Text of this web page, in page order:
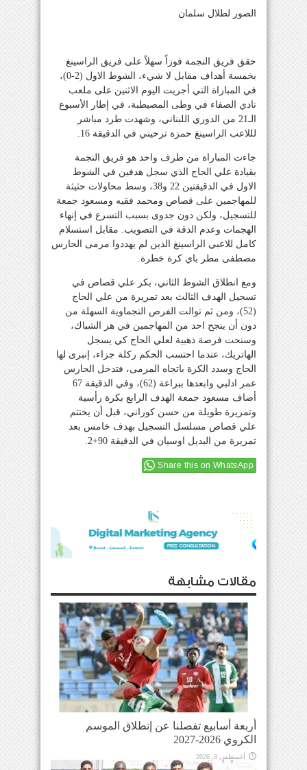
الصور لطلال سلمان
حقق فريق النجمة فوزاً سهلاً على فريق الراسينغ
بخمسة أهداف مقابل لا شيء، الشوط الاول (2-0)،
في المباراة التي أجريت اليوم الاثنين على ملعب
نادي الصفاء في وطى المصيطبة، في إطار الأسبوع
الـ21 من الدوري اللبناني، وشهدت طرد مباشر
لللاعب الراسينغ حمزة ترحيني في الدقيقة 16.
جاءت المباراة من طرف واحد هو فريق النجمة
بقيادة علي الحاج الذي سجل هدفين في الشوط
الاول في الدقيقتين 22 و38، وسط محاولات حثيثة
للمهاجمين على قصاص ومحمد فقيه ومسعود جمعة
للتسجيل، ولكن دون جدوى بسبب التسرع في إنهاء
الهجمات وعدم الدقة في التصويب. مقابل استسلام
كامل للاعبي الراسينغ الذين لم يهددوا مرمى الحارس
مصطفى مطر باي كرة خطرة.
ومع انطلاق الشوط الثاني، بكر علي قصاص في
تسجيل الهدف الثالث بعد تمريرة من علي الحاج
(52)، ومن ثم توالت الفرص النجماوية السهلة من
دون أن ينجح احد من المهاجمين في هز الشباك،
وسنحت فرصة ذهبية لعلي الحاج كي يسجل
الهاتريك، عندما احتسب الحكم ركلة جزاء، إنبرى لها
الحاج وسدد الكرة باتجاه المرمى، فتدخل الحارس
عمر ادلبي وابعدها ببراعة (62)، وفي الدقيقة 67
أضاف مسعود جمعة الهدف الرابع بكرة رأسية
وتمريرة طويلة من حسن كوراني، قبل أن يختتم
علي قصاص مسلسل التسجيل بهدف خامس بعد
تمريرة من البديل اوسيان في الدقيقة 90+2.
Share this on WhatsApp
مقالات مشابهة
أربعة أسابيع تفصلنا عن إنطلاق الموسم
الكروي 2026-2027
أغسطس 8, 2026